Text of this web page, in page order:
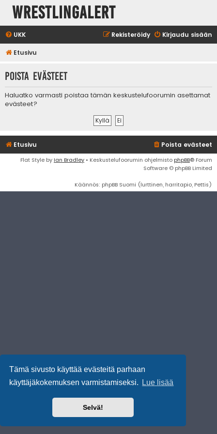
Tämä sivusto käyttää evästeitä parhaan
käyttäjäkokemuksen varmistamiseksi.
Lue lisää
Selvä!
WrestlingAlert
UKK Kirjaudu sisään
Rekisteröidy
Etusivu
Poista evästeet
Haluatko varmasti poistaa tämän keskustelufoorumin asettamat
evästeet?
Etusivu Poista evästeet
Flat Style by Ian Bradley • Keskustelufoorumin ohjelmisto phpBB® Forum
Software © phpBB Limited
Käännös: phpBB Suomi (lurttinen, harritapio, Pettis)